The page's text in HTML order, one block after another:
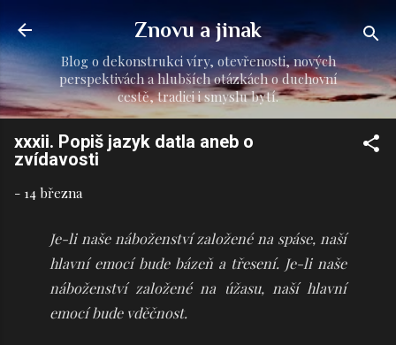
Přeskočit na hlavní obsah
Znovu a jinak
Blog o dekonstrukci víry, otevřenosti, nových
perspektivách a hlubších otázkách o duchovní
cestě, tradici i smyslu bytí.
xxxii. Popiš jazyk datla aneb o
zvídavosti
- 14 března
Je-li naše náboženství založené na spáse, naší
hlavní emocí bude bázeň a třesení. Je-li naše
náboženství založené na úžasu, naší hlavní
emocí bude vděčnost.